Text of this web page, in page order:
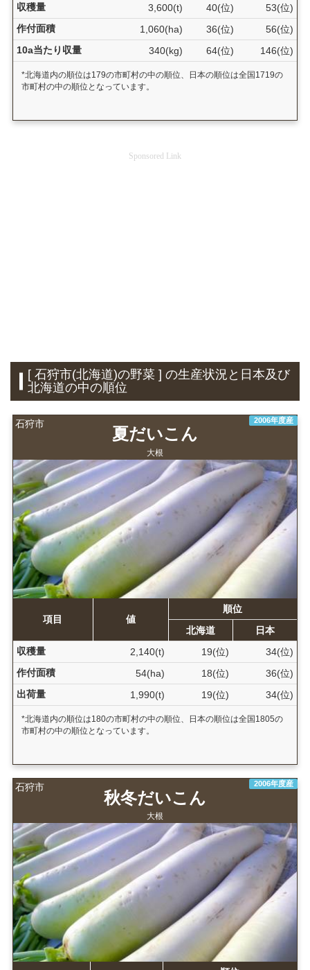
収穫量
3,600(t) 40(位)
53(位)
作付面積
1,060(ha) 36(位)
56(位)
10a当たり収量
340(kg) 64(位) 146(位)
*北海道内の順位は179の市町村の中の順位、日本の順位は全国1719の
市町村の中の順位となっています。
Sponsored Link
[ 石狩市(北海道)の野菜 ] の生産状況と日本及び
北海道の中の順位
石狩市 2006年度産
夏だいこん
大根
項目 値
順位
北海道
日本
収穫量
2,140(t) 19(位)
34(位)
作付面積
54(ha) 18(位)
36(位)
出荷量
1,990(t) 19(位) 34(位)
*北海道内の順位は180の市町村の中の順位、日本の順位は全国1805の
市町村の中の順位となっています。
石狩市 2006年度産
秋冬だいこん
大根